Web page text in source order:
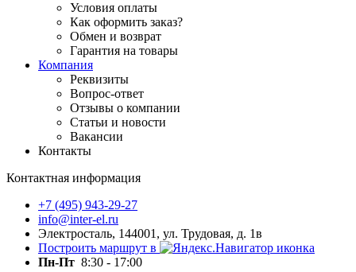
Условия оплаты
Как оформить заказ?
Обмен и возврат
Гарантия на товары
Компания
Реквизиты
Вопрос-ответ
Отзывы о компании
Статьи и новости
Вакансии
Контакты
Контактная информация
+7 (495) 943-29-27
info@inter-el.ru
Электросталь, 144001, ул. Трудовая, д. 1в
Построить маршрут в
Пн-Пт 8:30 - 17:00